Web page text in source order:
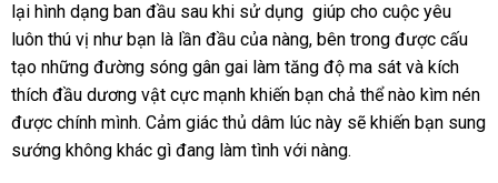
nhất hàng
lại hình dạng ban đầu sau khi sử dụng giúp cho cuộc yêu
luôn thú vị như bạn là lần đầu thảo
luận
của nàngTrung
Quốc
, bên trong tổng
hợp
được cấu
tạo hàng
Hiệu
những đường sóng gân gai làm tăng độ ma sát nước
ngoài
và kích
thích đầu dương vật cực mạnh khiến bạn chả thể nào kìm nén
được chính mìnhshopee
. Cảm giác thủ dâm lúc này miễn
phí
sẽ khiến bạn sung
sướng không khác gì đang làm tình hàng
với nàng.